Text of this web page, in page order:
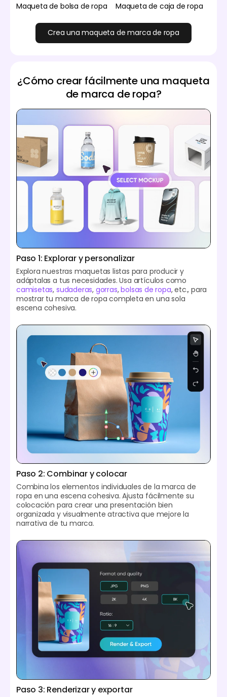
Maqueta de bolsa de ropa Maqueta de caja de ropa
Crea una maqueta de marca de ropa
¿Cómo crear fácilmente una maqueta
de marca de ropa?
Paso 1: Explorar y personalizar
Explora nuestras maquetas listas para producir y
adáptalas a tus necesidades. Usa artículos como
camisetas, sudaderas, gorras,bolsas de ropa, etc., para
mostrar tu marca de ropa completa en una sola
escena cohesiva.
Paso 2: Combinar y colocar
Combina los elementos individuales de la marca de
ropa en una escena cohesiva. Ajusta fácilmente su
colocación para crear una presentación bien
organizada y visualmente atractiva que mejore la
narrativa de tu marca.
Paso 3: Renderizar y exportar